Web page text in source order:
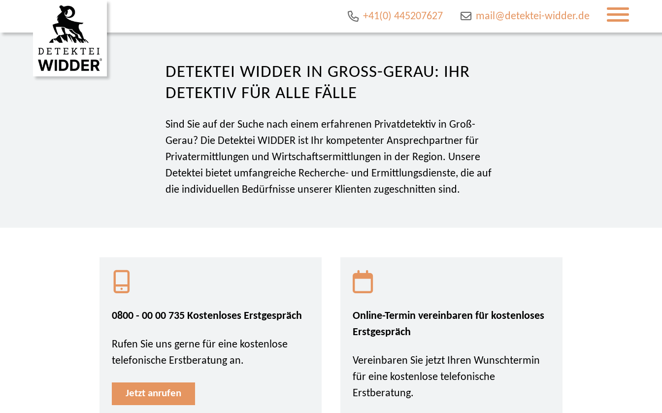
+41(0) 445207627 mail@detektei-widder.de
DETEKTEI WIDDER IN GROSS-GERAU: IHR D
ETEKTIV FÜR ALLE FÄLLE
Sind Sie auf der Suche nach einem erfahrenen Privatdetektiv in Groß-
Gerau? Die Detektei WIDDER ist Ihr kompetenter Ansprechpartner für
Privatermittlungen und Wirtschaftsermittlungen in der Region. Unsere
Detektei bietet umfangreiche Recherche- und Ermittlungsdienste, die auf
die individuellen Bedürfnisse unserer Klienten zugeschnitten sind.
0800 - 00 00 735 Kostenloses Erstgespräch
Rufen Sie uns gerne für eine kostenlose
telefonische Erstberatung an.
Jetzt anrufen
Online-Termin vereinbaren für kostenloses
Erstgespräch
Vereinbaren Sie jetzt Ihren Wunschtermin
für eine kostenlose telefonische
Erstberatung.